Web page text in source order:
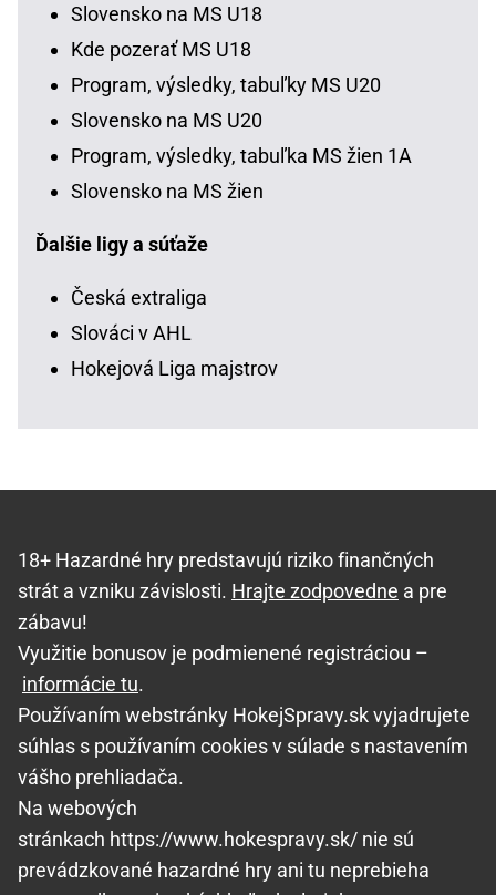
Slovensko na MS U18
Kde pozerať MS U18
Program, výsledky, tabuľky MS U20
Slovensko na MS U20
Program, výsledky, tabuľka MS žien 1A
Slovensko na MS žien
Ďalšie ligy a súťaže
Česká extraliga
Slováci v AHL
Hokejová Liga majstrov
18+ Hazardné hry predstavujú riziko finančných
strát a vzniku závislosti. Hrajte zodpovedne a pre
zábavu!
Využitie bonusov je podmienené registráciou –
informácie tu.
Používaním webstránky HokejSpravy.sk vyjadrujete
súhlas s používaním cookies v súlade s nastavením
vášho prehliadača.
Na webových
stránkach https://www.hokespravy.sk/ nie sú
prevádzkované hazardné hry ani tu neprebieha